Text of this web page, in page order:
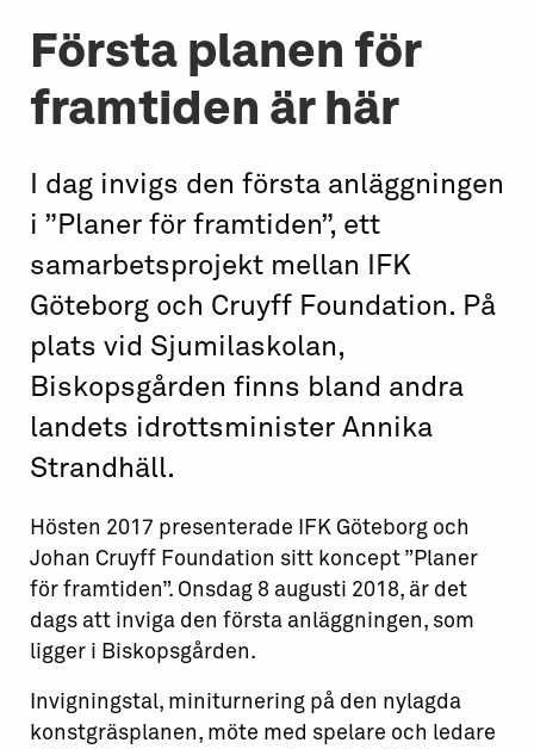
Första planen för
framtiden är här
I dag invigs den första anläggningen
i ”Planer för framtiden”, ett
samarbetsprojekt mellan IFK
Göteborg och Cruyff Foundation. På
plats vid Sjumilaskolan,
Biskopsgården finns bland andra
landets idrottsminister Annika
Strandhäll.
Hösten 2017 presenterade IFK Göteborg och
Johan Cruyff Foundation sitt koncept ”Planer
för framtiden”. Onsdag 8 augusti 2018, är det
dags att inviga den första anläggningen, som
ligger i Biskopsgården.
Invigningstal, miniturnering på den nylagda
konstgräsplanen, möte med spelare och ledare